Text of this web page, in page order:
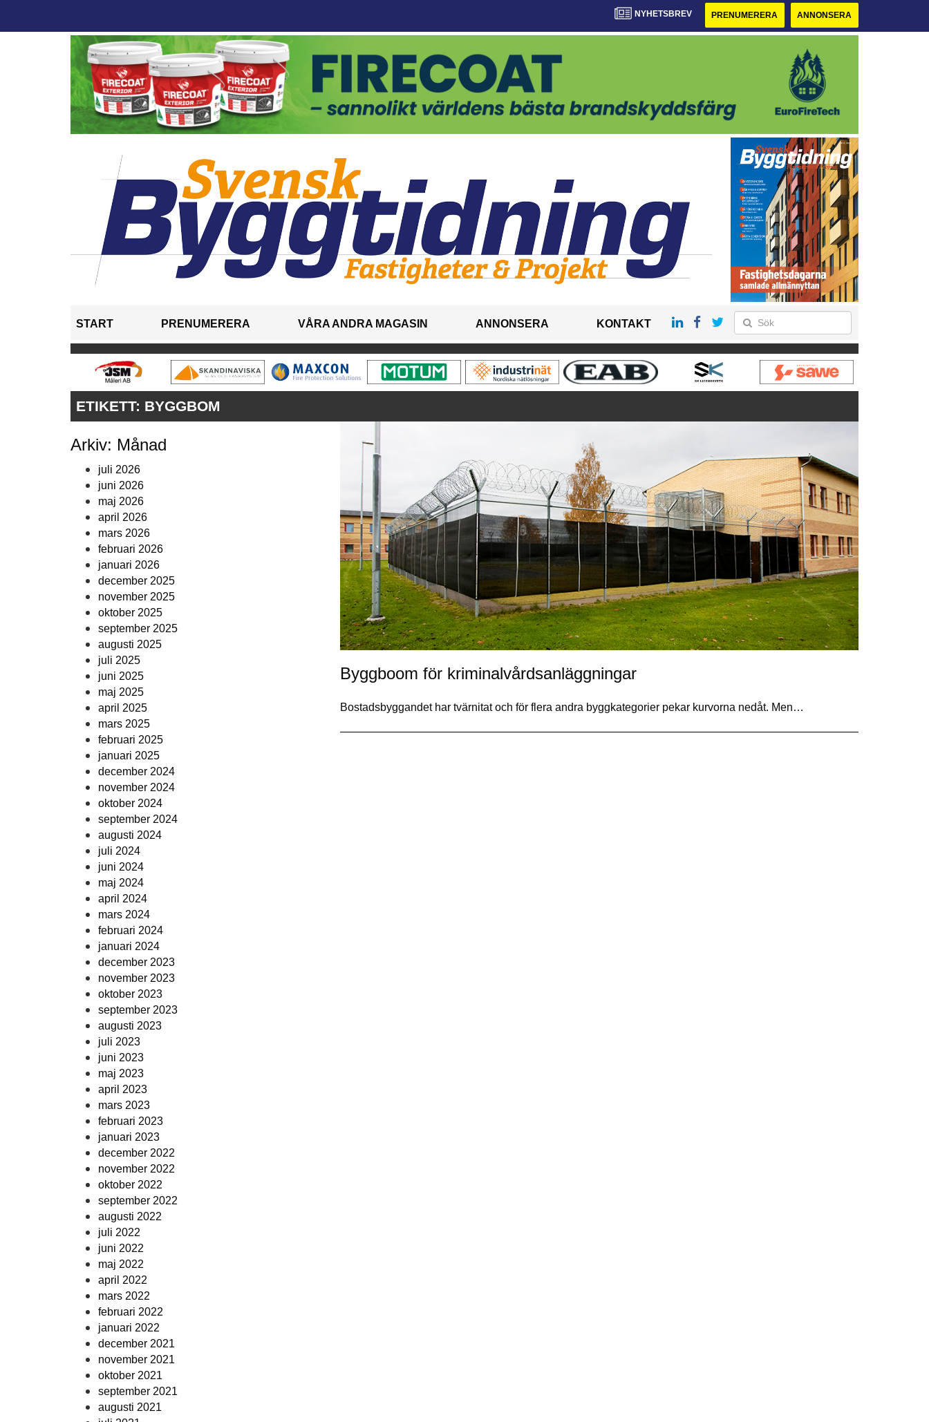
NYHETSBREV PRENUMERERA ANNONSERA
START PRENUMERERA VÅRA ANDRA MAGASIN ANNONSERA KONTAKT
ETIKETT: BYGGBOM
Arkiv: Månad
juli 2026
juni 2026
maj 2026
april 2026
mars 2026
februari 2026
januari 2026
december 2025
november 2025
oktober 2025
september 2025
augusti 2025
juli 2025
juni 2025
maj 2025
april 2025
mars 2025
februari 2025
januari 2025
december 2024
november 2024
oktober 2024
september 2024
augusti 2024
juli 2024
juni 2024
maj 2024
april 2024
mars 2024
februari 2024
januari 2024
december 2023
november 2023
oktober 2023
september 2023
augusti 2023
juli 2023
juni 2023
maj 2023
april 2023
mars 2023
februari 2023
januari 2023
december 2022
november 2022
oktober 2022
september 2022
augusti 2022
juli 2022
juni 2022
maj 2022
april 2022
mars 2022
februari 2022
januari 2022
december 2021
november 2021
oktober 2021
september 2021
augusti 2021
Byggboom för kriminalvårdsanläggningar
Bostadsbyggandet har tvärnitat och för flera andra byggkategorier pekar kurvorna nedåt. Men…